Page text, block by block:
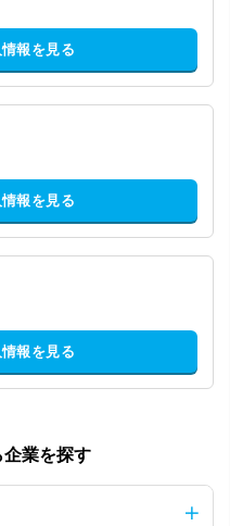
報を見る
報を見る
報を見る
業を探す